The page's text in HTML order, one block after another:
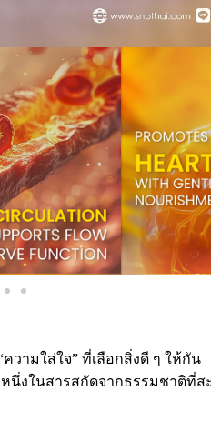
ามใส่ใจ” ที่เลือกสิ่งดี ๆ ให้กัน
หนึ่งในสารสกัดจากธรรมชาติที่